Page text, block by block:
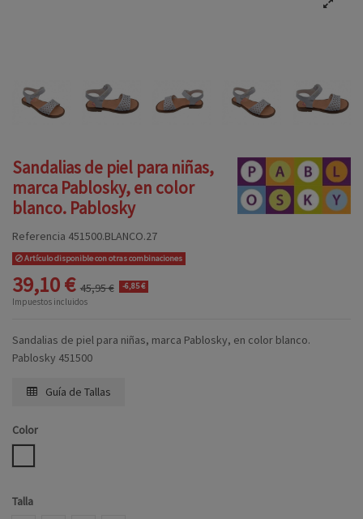
Sandalias de piel para niñas,
marca Pablosky, en color
blanco. Pablosky
Referencia 451500.BLANCO.27
Artículo disponible con otras combinaciones
39,10 € 45,95 € -6,85 €
Impuestos incluidos
Sandalias de piel para niñas, marca Pablosky, en color blanco.
Pablosky 451500
Guía de Tallas
Color
Talla